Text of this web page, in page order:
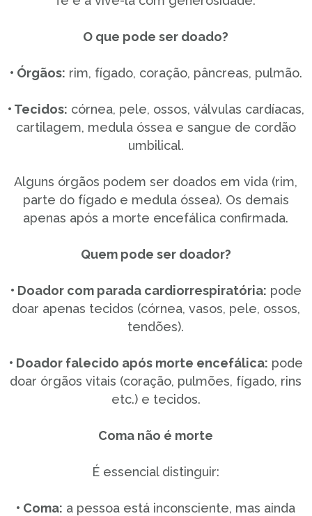
O que pode ser doado?
• Órgãos: rim, fígado, coração, pâncreas, pulmão.
• Tecidos: córnea, pele, ossos, válvulas cardíacas,
cartilagem, medula óssea e sangue de cordão
umbilical.
Alguns órgãos podem ser doados em vida (rim,
parte do fígado e medula óssea). Os demais
apenas após a morte encefálica confirmada.
Quem pode ser doador?
• Doador com parada cardiorrespiratória: pode
doar apenas tecidos (córnea, vasos, pele, ossos,
tendões).
• Doador falecido após morte encefálica: pode
doar órgãos vitais (coração, pulmões, fígado, rins
etc.) e tecidos.
Coma não é morte
É essencial distinguir:
• Coma: a pessoa está inconsciente, mas ainda